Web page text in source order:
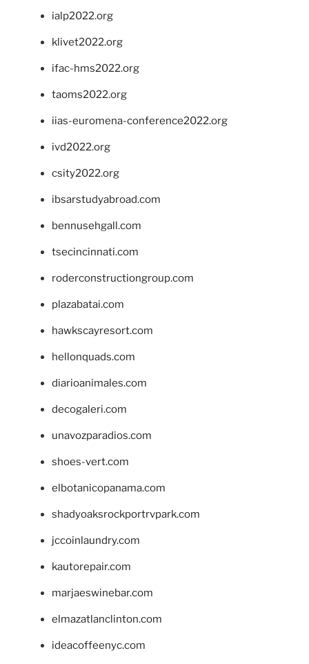
ialp2022.org
klivet2022.org
ifac-hms2022.org
taoms2022.org
iias-euromena-conference2022.org
ivd2022.org
csity2022.org
ibsarstudyabroad.com
bennusehgall.com
tsecincinnati.com
roderconstructiongroup.com
plazabatai.com
hawkscayresort.com
hellonquads.com
diarioanimales.com
decogaleri.com
unavozparadios.com
shoes-vert.com
elbotanicopanama.com
shadyoaksrockportrvpark.com
jccoinlaundry.com
kautorepair.com
marjaeswinebar.com
elmazatlanclinton.com
ideacoffeenyc.com